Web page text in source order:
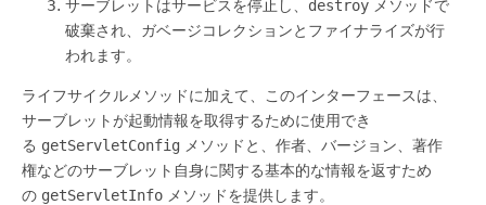
サーブレットはサービスを停止し、 destroy メソッドで
破棄され、ガベージコレクションとファイナライズが行
われます。
ライフサイクルメソッドに加えて、このインターフェースは、
サーブレットが起動情報を取得するために使用でき
る getServletConfig メソッドと、作者、バージョン、著作
権などのサーブレット自身に関する基本的な情報を返すため
の getServletInfo メソッドを提供します。